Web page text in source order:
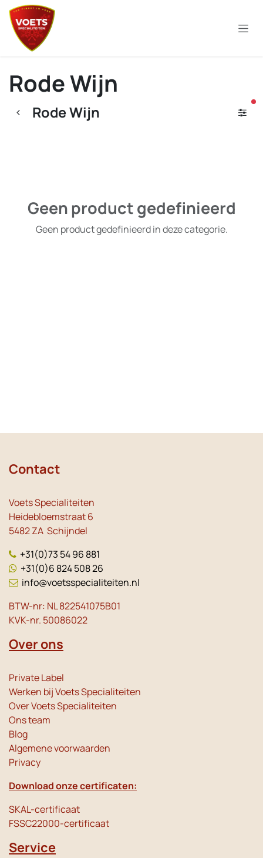
Overslaan naar inhoud
Rode Wijn
Rode Wijn
Geen product gedefinieerd
Geen product gedefinieerd in deze categorie.
Contact
Voets Specialiteiten
Heidebloemstraat 6
5482 ZA Schijndel
+31(0)73 54 96 881
+31(0)6 824 508 26
info@voetsspecialiteiten.nl
BTW-nr: NL 822541075B01
KVK-nr. 50086022
Over ons
Private Label
Werken bij Voets Specialiteiten
Over Voets Specialiteiten
Ons team
Blog
Algemene voorwaarden
Privacy
Download onze certificaten:
SKAL-certificaat
FSSC22000-certificaat
Service